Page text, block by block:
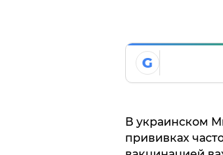
G
В украинском
прививках